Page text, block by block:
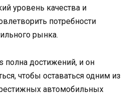
уровень качества и
потребности
рынка.
полна достижений, и он
чтобы оставаться одним из
автомобильных